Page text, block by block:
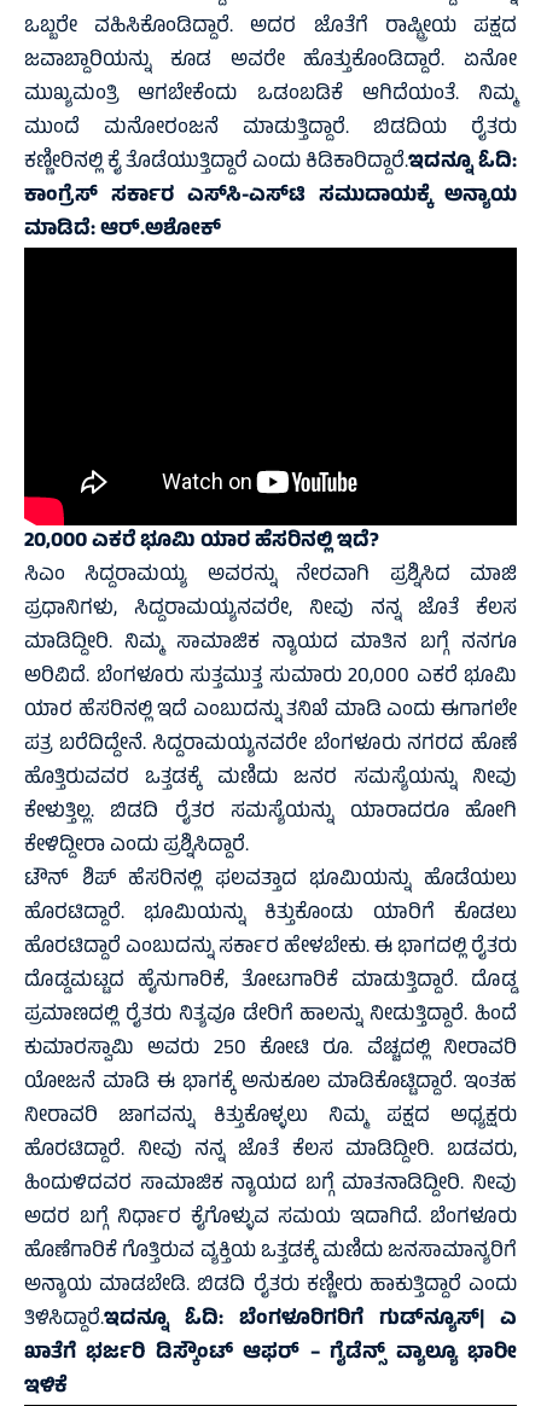
ಒಬ್ಬರೇ ವಹಿಸಿಕೊಂಡಿದ್ದಾರೆ. ಅದರ ಜೊತೆಗೆ ರಾಷ್ಟ್ರೀಯ ಪಕ್ಷದ
ಜವಾಬ್ದಾರಿಯನ್ನು ಕೂಡ ಅವರೇ ಹೊತ್ತುಕೊಂಡಿದ್ದಾರೆ. ಏನೋ
ಮುಖ್ಯಮಂತ್ರಿ ಆಗಬೇಕೆಂದು ಒಡಂಬಡಿಕೆ ಆಗಿದೆಯಂತೆ. ನಿಮ್ಮ
ಮುಂದೆ ಮನೋರಂಜನೆ ಮಾಡುತ್ತಿದ್ದಾರೆ. ಬಿಡದಿಯ ರೈತರು
ಕಣ್ಣೀರಿನಲ್ಲಿ ಕೈ ತೊಡೆಯುತ್ತಿದ್ದಾರೆ ಎಂದು ಕಿಡಿಕಾರಿದ್ದಾರೆ.ಇದನ್ನೂ ಓದಿ:
ಕಾಂಗ್ರೆಸ್ ಸರ್ಕಾರ ಎಸ್‍ಸಿ-ಎಸ್‍ಟಿ ಸಮುದಾಯಕ್ಕೆ ಅನ್ಯಾಯ
ಮಾಡಿದೆ: ಆರ್.ಅಶೋಕ್
20,000 ಎಕರೆ ಭೂಮಿ ಯಾರ ಹೆಸರಿನಲ್ಲಿ ಇದೆ?
ಸಿಎಂ ಸಿದ್ದರಾಮಯ್ಯ ಅವರನ್ನು ನೇರವಾಗಿ ಪ್ರಶ್ನಿಸಿದ ಮಾಜಿ
ಪ್ರಧಾನಿಗಳು, ಸಿದ್ದರಾಮಯ್ಯನವರೇ, ನೀವು ನನ್ನ ಜೊತೆ ಕೆಲಸ
ಮಾಡಿದ್ದೀರಿ. ನಿಮ್ಮ ಸಾಮಾಜಿಕ ನ್ಯಾಯದ ಮಾತಿನ ಬಗ್ಗೆ ನನಗೂ
ಅರಿವಿದೆ. ಬೆಂಗಳೂರು ಸುತ್ತಮುತ್ತ ಸುಮಾರು 20,000 ಎಕರೆ ಭೂಮಿ
ಯಾರ ಹೆಸರಿನಲ್ಲಿ ಇದೆ ಎಂಬುದನ್ನು ತನಿಖೆ ಮಾಡಿ ಎಂದು ಈಗಾಗಲೇ
ಪತ್ರ ಬರೆದಿದ್ದೇನೆ. ಸಿದ್ದರಾಮಯ್ಯನವರೇ ಬೆಂಗಳೂರು ನಗರದ ಹೊಣೆ
ಹೊತ್ತಿರುವವರ ಒತ್ತಡಕ್ಕೆ ಮಣಿದು ಜನರ ಸಮಸ್ಯೆಯನ್ನು ನೀವು
ಕೇಳುತ್ತಿಲ್ಲ. ಬಿಡದಿ ರೈತರ ಸಮಸ್ಯೆಯನ್ನು ಯಾರಾದರೂ ಹೋಗಿ
ಕೇಳಿದ್ದೀರಾ ಎಂದು ಪ್ರಶ್ನಿಸಿದ್ದಾರೆ.
ಟೌನ್ ಶಿಪ್ ಹೆಸರಿನಲ್ಲಿ ಫಲವತ್ತಾದ ಭೂಮಿಯನ್ನು ಹೊಡೆಯಲು
ಹೊರಟಿದ್ದಾರೆ. ಭೂಮಿಯನ್ನು ಕಿತ್ತುಕೊಂಡು ಯಾರಿಗೆ ಕೊಡಲು
ಹೊರಟಿದ್ದಾರೆ ಎಂಬುದನ್ನು ಸರ್ಕಾರ ಹೇಳಬೇಕು. ಈ ಭಾಗದಲ್ಲಿ ರೈತರು
ದೊಡ್ಡಮಟ್ಟದ ಹೈನುಗಾರಿಕೆ, ತೋಟಗಾರಿಕೆ ಮಾಡುತ್ತಿದ್ದಾರೆ. ದೊಡ್ಡ
ಪ್ರಮಾಣದಲ್ಲಿ ರೈತರು ನಿತ್ಯವೂ ಡೇರಿಗೆ ಹಾಲನ್ನು ನೀಡುತ್ತಿದ್ದಾರೆ. ಹಿಂದೆ
ಕುಮಾರಸ್ವಾಮಿ ಅವರು 250 ಕೋಟಿ ರೂ. ವೆಚ್ಚದಲ್ಲಿ ನೀರಾವರಿ
ಯೋಜನೆ ಮಾಡಿ ಈ ಭಾಗಕ್ಕೆ ಅನುಕೂಲ ಮಾಡಿಕೊಟ್ಟಿದ್ದಾರೆ. ಇಂತಹ
ನೀರಾವರಿ ಜಾಗವನ್ನು ಕಿತ್ತುಕೊಳ್ಳಲು ನಿಮ್ಮ ಪಕ್ಷದ ಅಧ್ಯಕ್ಷರು
ಹೊರಟಿದ್ದಾರೆ. ನೀವು ನನ್ನ ಜೊತೆ ಕೆಲಸ ಮಾಡಿದ್ದೀರಿ. ಬಡವರು,
ಹಿಂದುಳಿದವರ ಸಾಮಾಜಿಕ ನ್ಯಾಯದ ಬಗ್ಗೆ ಮಾತನಾಡಿದ್ದೀರಿ. ನೀವು
ಅದರ ಬಗ್ಗೆ ನಿರ್ಧಾರ ಕೈಗೊಳ್ಳುವ ಸಮಯ ಇದಾಗಿದೆ. ಬೆಂಗಳೂರು
ಹೊಣೆಗಾರಿಕೆ ಗೊತ್ತಿರುವ ವ್ಯಕ್ತಿಯ ಒತ್ತಡಕ್ಕೆ ಮಣಿದು ಜನಸಾಮಾನ್ಯರಿಗೆ
ಅನ್ಯಾಯ ಮಾಡಬೇಡಿ. ಬಿಡದಿ ರೈತರು ಕಣ್ಣೀರು ಹಾಕುತ್ತಿದ್ದಾರೆ ಎಂದು
ತಿಳಿಸಿದ್ದಾರೆ.ಇದನ್ನೂ ಓದಿ: ಬೆಂಗಳೂರಿಗರಿಗೆ ಗುಡ್‌ನ್ಯೂಸ್‌| ಎ
ಖಾತೆಗೆ ಭರ್ಜರಿ ಡಿಸ್ಕೌಂಟ್ ಆಫರ್ – ಗೈಡೆನ್ಸ್ ವ್ಯಾಲ್ಯೂ ಭಾರೀ
ಇಳಿಕೆ